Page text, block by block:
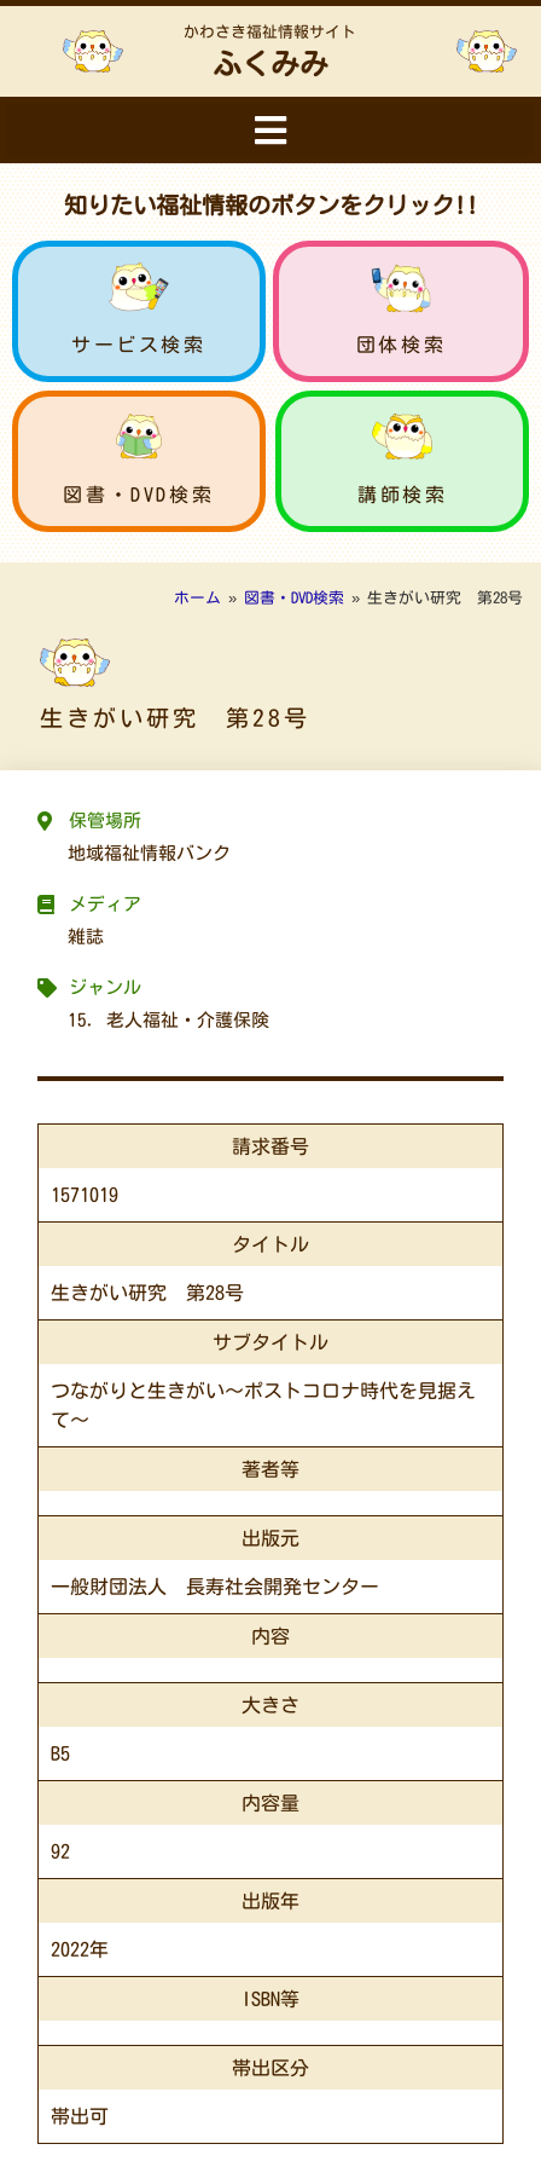
かわさき福祉情報サイト
ふくみみ
知りたい福祉情報のボタンをクリック!!
サービス検索 団体検索
図書・DVD検索 講師検索
ホーム » 図書・DVD検索 » 生きがい研究 第28号
生きがい研究 第28号
保管場所
地域福祉情報バンク
メディア
雑誌
ジャンル
15. 老人福祉・介護保険
請求番号
1571019
タイトル
生きがい研究 第28号
サブタイトル
つながりと生きがい～ポストコロナ時代を見据え
て～
著者等
出版元
一般財団法人 長寿社会開発センター
内容
大きさ
B5
内容量
92
出版年
2022年
ISBN等
帯出区分
帯出可